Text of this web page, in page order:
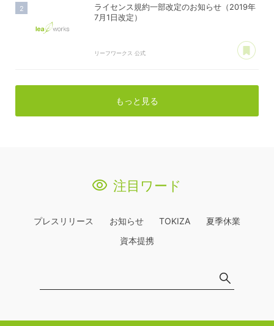
ライセンス規約一部改定のお知らせ（2019年
7月1日改定）
リーフワークス 公式
もっと見る
注目ワード
プレスリリース お知らせ TOKIZA
夏季休業
資本提携